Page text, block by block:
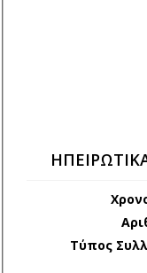
Τύπος